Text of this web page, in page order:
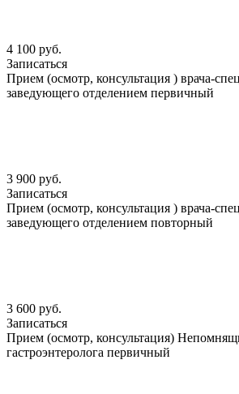
4 100 руб.
Записаться
Прием (осмотр, консультация ) врача-
заведующего отделением первичный
3 900 руб.
Записаться
Прием (осмотр, консультация ) врача-
заведующего отделением повторный
3 600 руб.
Записаться
Прием (осмотр, консультация)
гастроэнтеролога первичный